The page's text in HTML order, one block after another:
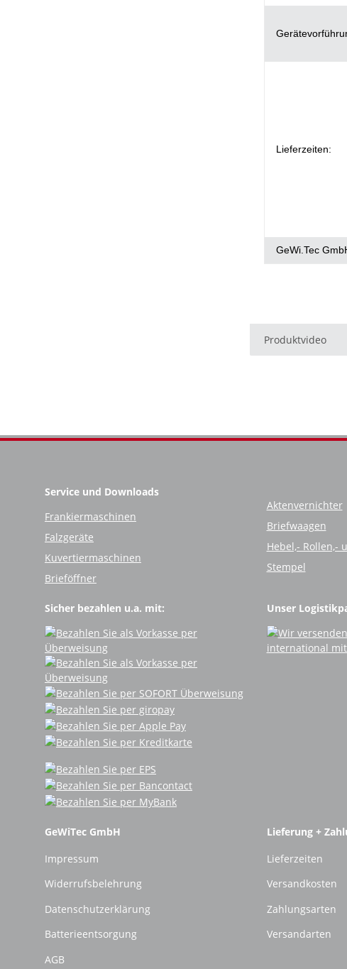
Lieferzeiten:
GeWi.Tec
Produktvideo
Service und Downloads
Frankiermaschinen
Falzgeräte
Kuvertiermaschinen
Brieföffner
Aktenvernichter
Briefwaagen
Hebel,- Rollen,-
Stempel
Sicher bezahlen u.a. mit: Unser
GeWiTec GmbH
Impressum
Widerrufsbelehrung
Datenschutzerklärung
Batterieentsorgung
AGB
Lieferung +
Lieferzeiten
Versandkosten
Zahlungsarten
Versandarten